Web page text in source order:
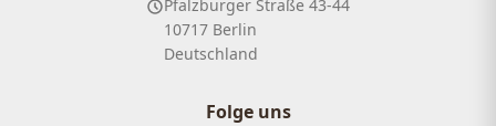
Pfalzburger Straße 43-44
10717 Berlin
Deutschland
Folge uns